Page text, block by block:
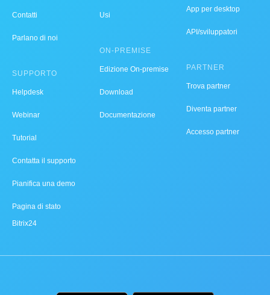
Contatti
Parlano di noi
SUPPORTO
Helpdesk
Webinar
Tutorial
Contatta il supporto
Pianifica una demo
Pagina di stato
Bitrix24
Usi
ON-PREMISE
Edizione On-premise
Download
Documentazione
App per desktop
API/sviluppatori
PARTNER
Trova partner
Diventa partner
Accesso partner